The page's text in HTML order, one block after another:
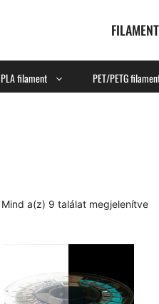
PLA filament PET/PETG
Mind a(z) 9 találat megjelenítve